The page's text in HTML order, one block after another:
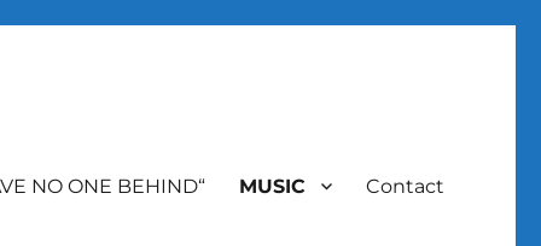
NO ONE BEHIND“ MUSIC Contact